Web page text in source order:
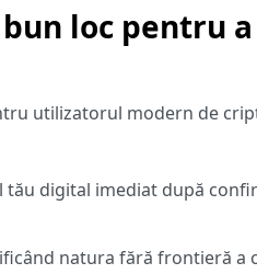
bun loc pentru
utilizatorul modern de
tău digital imediat după
natura fără frontieră